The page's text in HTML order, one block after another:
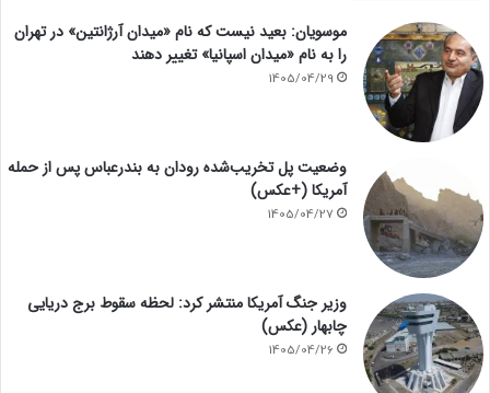
موسویان: بعید نیست که نام «میدان آرژانتین» در تهران
را به نام «میدان اسپانیا» تغییر دهند
1405/04/29
وضعیت پل تخریب‌شده رودان به بندرعباس پس از حمله
آمریکا (+عکس)
1405/04/27
وزیر جنگ آمریکا منتشر کرد: لحظه سقوط برج دریایی
چابهار (عکس)
1405/04/26